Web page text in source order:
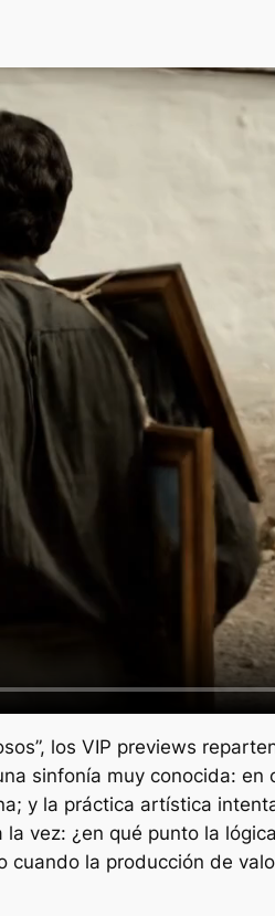
los VIP previews
sinfonía muy conocida: en
y la práctica artística
vez: ¿en qué punto la
la producción de